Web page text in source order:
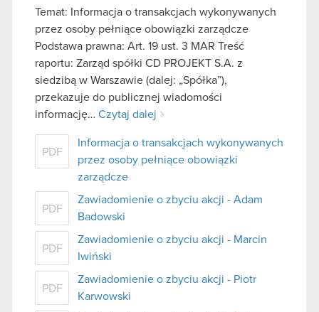
Temat: Informacja o transakcjach wykonywanych
przez osoby pełniące obowiązki zarządcze
Podstawa prawna: Art. 19 ust. 3 MAR Treść
raportu: Zarząd spółki CD PROJEKT S.A. z
siedzibą w Warszawie (dalej: „Spółka”),
przekazuje do publicznej wiadomości
informację… Czytaj dalej
PDF
Informacja o transakcjach wykonywanych
przez osoby pełniące obowiązki
zarządcze
PDF
Zawiadomienie o zbyciu akcji - Adam
Badowski
PDF
Zawiadomienie o zbyciu akcji - Marcin
Iwiński
PDF
Zawiadomienie o zbyciu akcji - Piotr
Karwowski